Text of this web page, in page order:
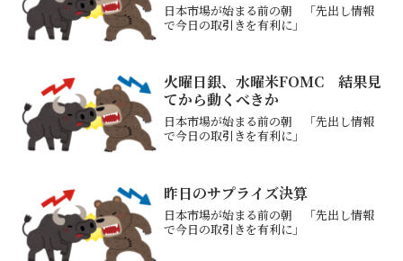
日本市場が始まる前の朝 「先出し情報
で今日の取引きを有利に」
火曜日銀、水曜米FOMC 結果見
てから動くべきか
日本市場が始まる前の朝 「先出し情報
で今日の取引きを有利に」
昨日のサプライズ決算
日本市場が始まる前の朝 「先出し情報
で今日の取引きを有利に」